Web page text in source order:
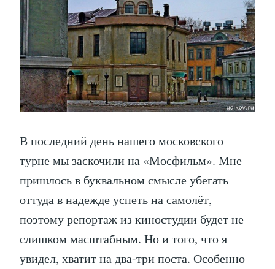
В последний день нашего московского
турне мы заскочили на «Мосфильм». Мне
пришлось в буквальном смысле убегать
оттуда в надежде успеть на самолёт,
поэтому репортаж из киностудии будет не
слишком масштабным. Но и того, что я
увидел, хватит на два-три поста. Особенно